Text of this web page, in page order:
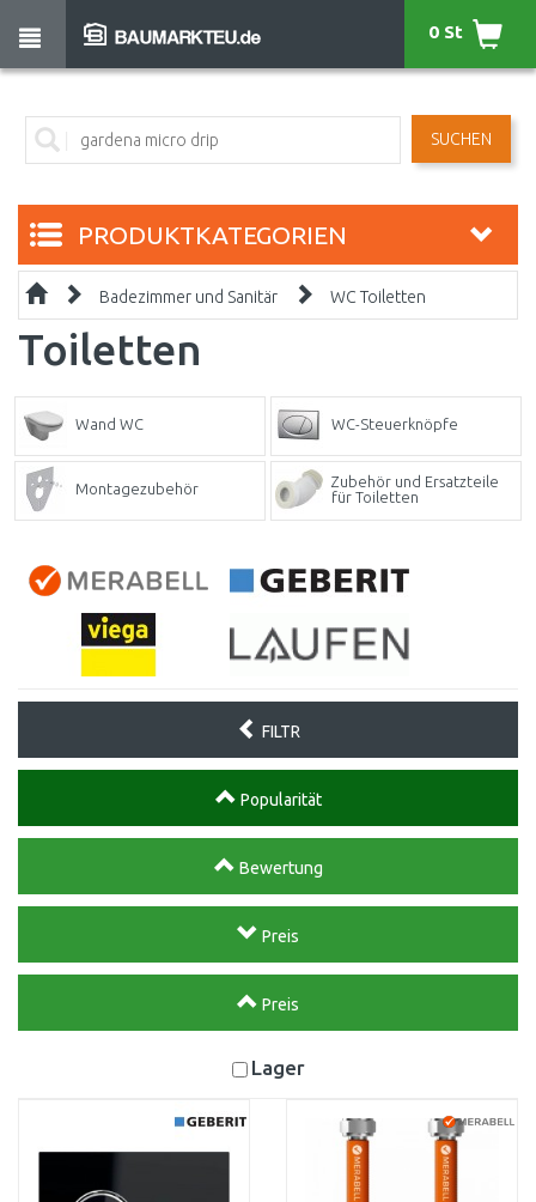
SUCHEN
0 St
PRODUKTKATEGORIEN
Badezimmer und Sanitär WC Toiletten
Toiletten
Wand WC WC-Steuerknöpfe
Montagezubehör
Zubehör und Ersatzteile
für Toiletten
FILTR
Popularität
Bewertung
Preis
Preis
Lager